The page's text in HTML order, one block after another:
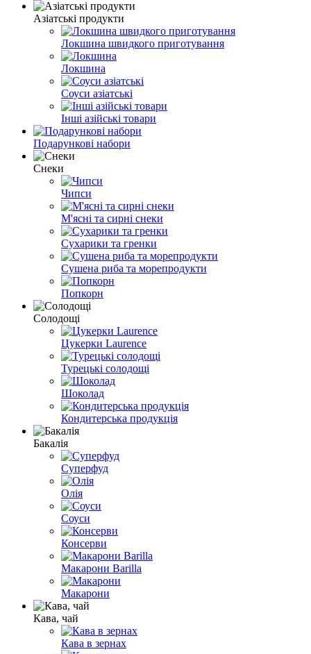
Азіатські продукти
Локшина швидкого приготування
Локшина
Соуси азіатські
Інші азійські товари
Подарункові набори
Снеки
Чипси
М'ясні та сирні снеки
Сухарики та гренки
Сушена риба та морепродукти
Попкорн
Солодощі
Цукерки Laurence
Турецькі солодощі
Шоколад
Кондитерська продукція
Бакалія
Суперфуд
Олія
Соуси
Консерви
Макарони Barilla
Макарони
Кава, чай
Кава в зернах